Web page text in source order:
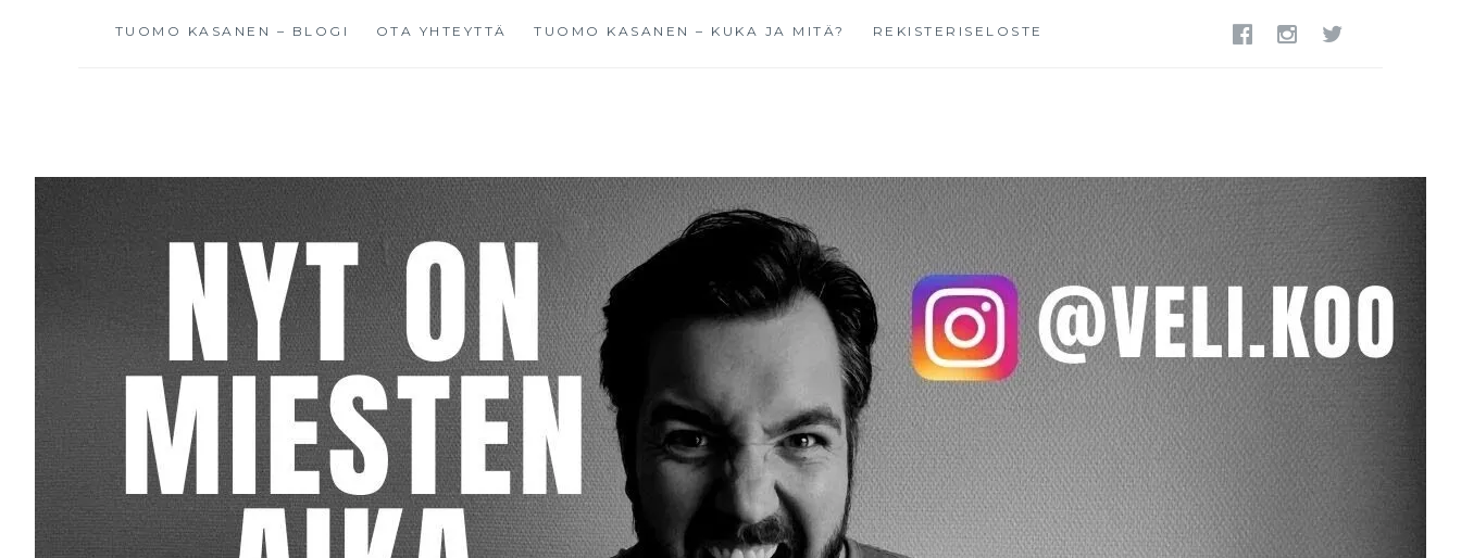
TUOMO KASANEN – BLOGI OTA YHTEYTTÄ TUOMO KASANEN – KUKA JA MITÄ? REKISTERISELOSTE